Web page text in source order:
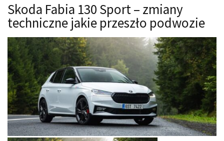
Technika jazdy
Oświetlenie
Kalkulatory
Przelicznik mocy
Auto z niemiec
Galerie
Skoda Fabia 130 Sport – zmiany
techniczne jakie przeszło podwozie